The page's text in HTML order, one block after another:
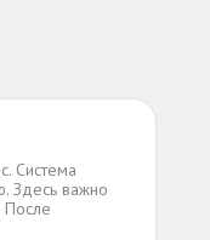
Система
Здесь важно
После